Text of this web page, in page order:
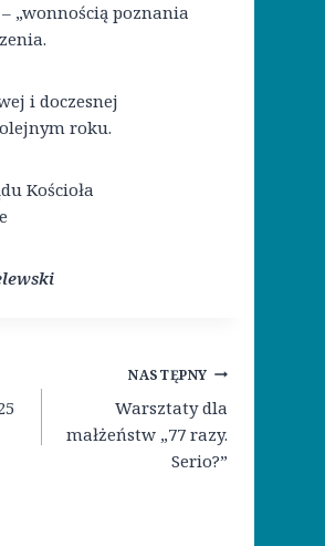
„wonnością poznania
i doczesnej
roku.
Kościoła
NASTĘPNY
Warsztaty dla
małżeństw „77 razy.
Serio?”